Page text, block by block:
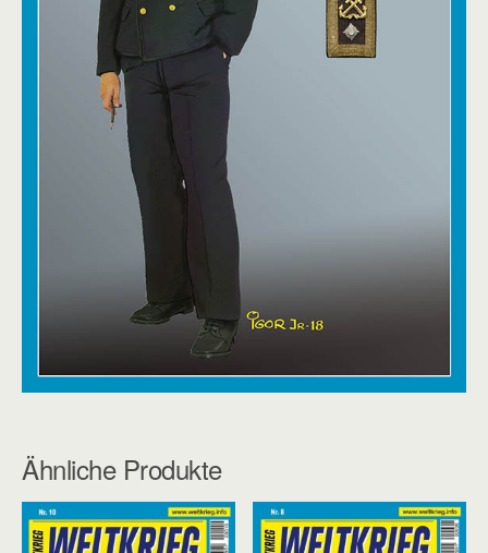
Ähnliche Produkte